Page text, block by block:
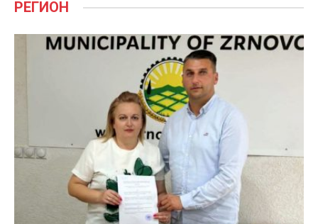
РЕГИОН